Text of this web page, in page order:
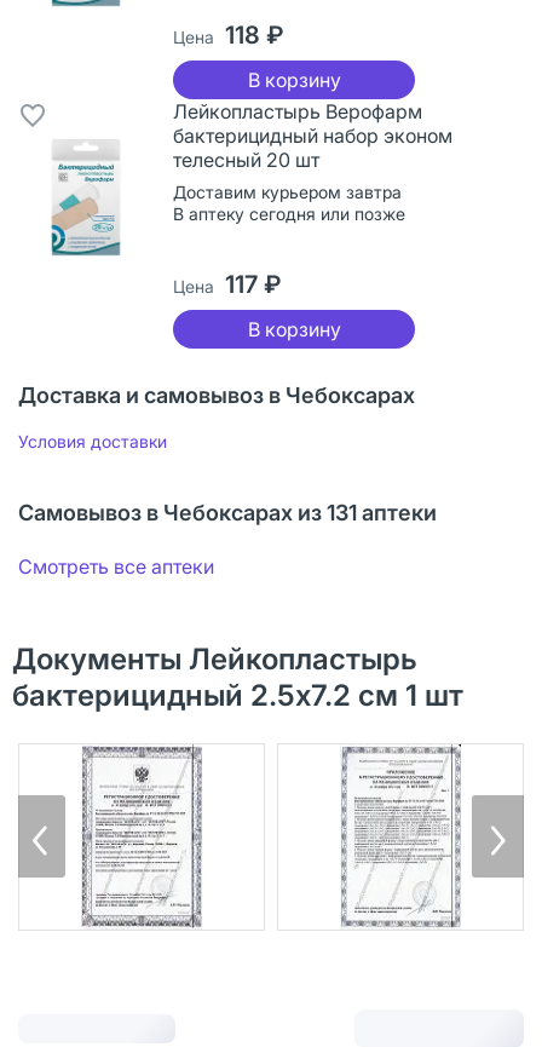
Цена 118 ₽
В корзину
Лейкопластырь Верофарм
бактерицидный набор эконом
телесный 20 шт
Доставим курьером завтра
В аптеку сегодня или позже
Цена 117 ₽
В корзину
Доставка и самовывоз в Чебоксарах
Условия доставки
Самовывоз в Чебоксарах из 131 аптеки
Смотреть все аптеки
Документы Лейкопластырь
бактерицидный 2.5х7.2 см 1 шт